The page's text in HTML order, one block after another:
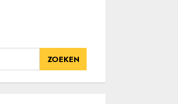
ZOEKEN